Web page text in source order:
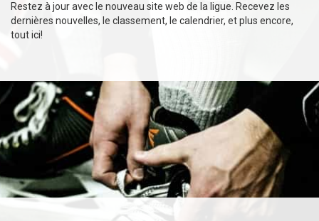
Restez à jour avec le nouveau site web de la ligue. Recevez les
dernières nouvelles, le classement, le calendrier, et plus encore,
tout ici!